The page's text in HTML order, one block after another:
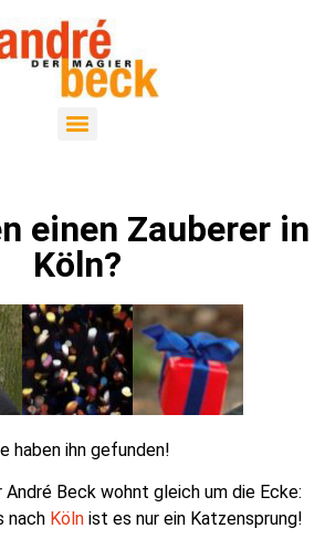
einen Zauberer in
Köln?
haben ihn gefunden!
André Beck wohnt gleich um die Ecke:
nach Kölnist es nur ein Katzensprung!